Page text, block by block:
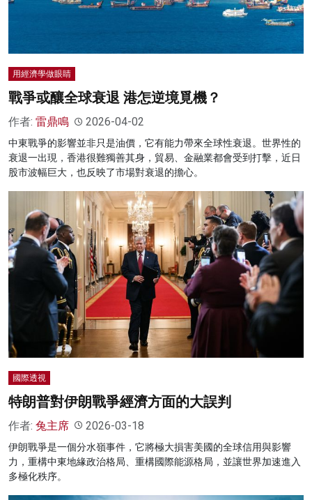
用經濟學做眼睛
戰爭或釀全球衰退 港怎逆境覓機？
作者: 雷鼎鳴 2026-04-02
中東戰爭的影響並非只是油價，它有能力帶來全球性衰退。世界性的
衰退一出現，香港很難獨善其身，貿易、金融業都會受到打擊，近日
股市波幅巨大，也反映了市場對衰退的擔心。
國際透視
特朗普對伊朗戰爭經濟方面的大誤判
作者: 兔主席 2026-03-18
伊朗戰爭是一個分水嶺事件，它將極大損害美國的全球信用與影響
力，重構中東地緣政治格局、重構國際能源格局，並讓世界加速進入
多極化秩序。